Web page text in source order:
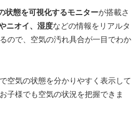
状態を可視化するモニターが搭載さ
ニオイ、湿度などの情報をリアルタ
ので、空気の汚れ具合が一目でわか
で空気の状態を分かりやすく表示して
子様でも空気の状況を把握できま